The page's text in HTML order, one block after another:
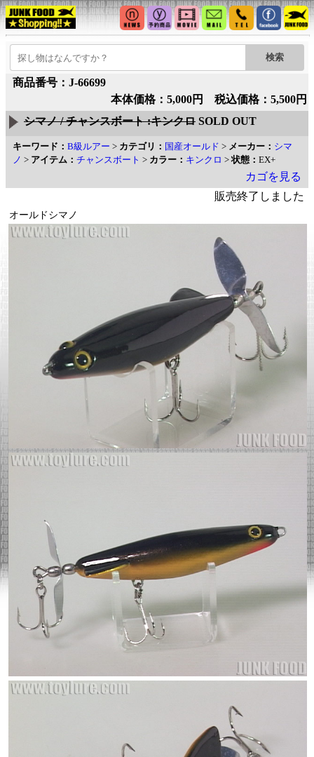
商品番号：J-66699
本体価格：5,000円 税込価格：5,500円
シマノ / チャンスボート :キンクロ SOLD OUT
キーワード： B級ルアー > カテゴリ： 国産オールド > メーカー： シマ
ノ > アイテム： チャンスボート > カラー： キンクロ >状態： EX+
カゴを見る
販売終了しました
オールドシマノ